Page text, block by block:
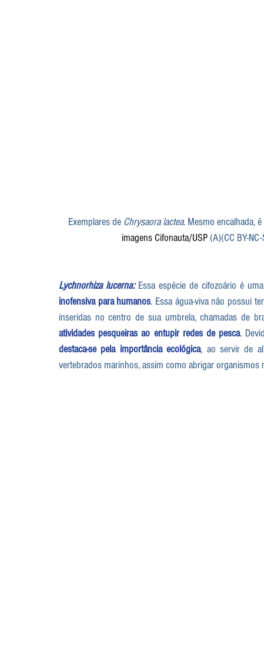
Exemplares de Chrysaora lactea. Mesmo encalhada,
imagens Cifonauta/USP (A)(CC BY-
Lychnorhiza lucerna:
inofensiva para humanos. Essa água-viva não possui
inseridas no centro de sua umbrela, chamadas de
atividades pesqueiras ao entupir redes de pesca
destaca-se pela importância ecológica, ao servir de
vertebrados marinhos, assim como abrigar